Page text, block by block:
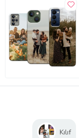
Kılıf